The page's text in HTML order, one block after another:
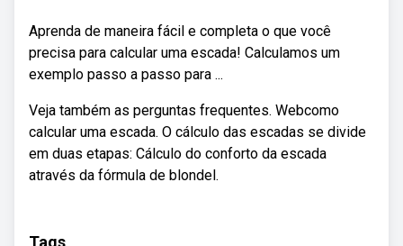
Aprenda de maneira fácil e completa o que você
precisa para calcular uma escada! Calculamos um
exemplo passo a passo para ...
Veja também as perguntas frequentes. Webcomo
calcular uma escada. O cálculo das escadas se divide
em duas etapas: Cálculo do conforto da escada
através da fórmula de blondel.
Tags